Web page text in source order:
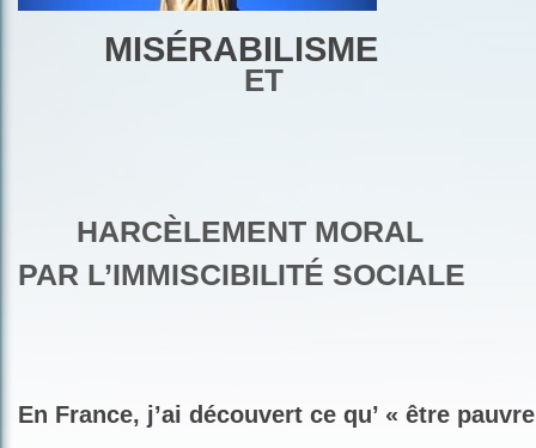
MISÉRABILISME
ET
HARCÈLEMENT MORAL
PAR L’IMMISCIBILITÉ SOCIALE
En France, j’ai découvert ce qu’ « être